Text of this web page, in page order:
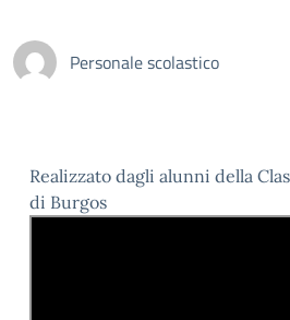
Personale scolastico
Realizzato dagli alunni della
di Burgos